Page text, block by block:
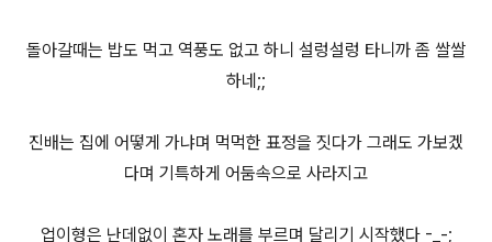
돌아갈때는 밥도 먹고 역풍도 없고 하니 설렁설렁 타니까 좀 쌀쌀
하네;;
진배는 집에 어떻게 가냐며 먹먹한 표정을 짓다가 그래도 가보겠
다며 기특하게 어둠속으로 사라지고
업이형은 난데없이 혼자 노래를 부르며 달리기 시작했다 -_-;